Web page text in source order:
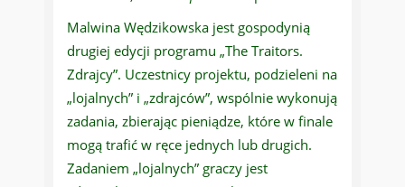
Malwina Wędzikowska jest gospodynią
drugiej edycji programu „The Traitors.
Zdrajcy”. Uczestnicy projektu, podzieleni na
„lojalnych” i „zdrajców”, wspólnie wykonują
zadania, zbierając pieniądze, które w finale
mogą trafić w ręce jednych lub drugich.
Zadaniem „lojalnych” graczy jest